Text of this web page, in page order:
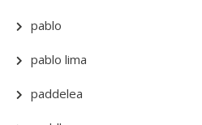
pablo
pablo lima
paddelea